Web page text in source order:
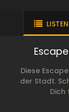
Diese
der Stadt.
Dich